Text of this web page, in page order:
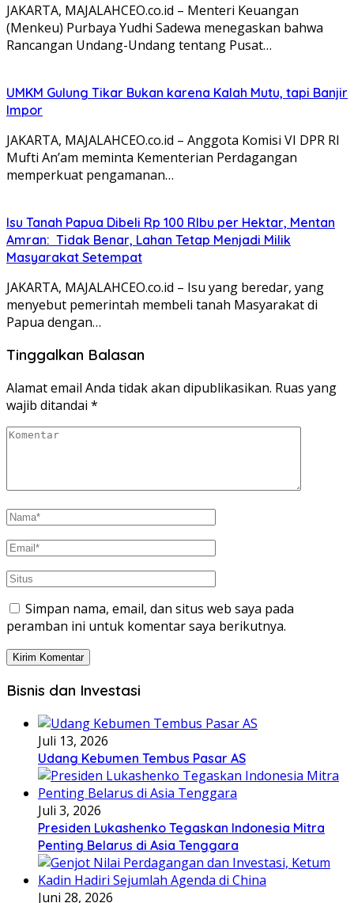
JAKARTA, MAJALAHCEO.co.id – Menteri Keuangan
(Menkeu) Purbaya Yudhi Sadewa menegaskan bahwa
Rancangan Undang-Undang tentang Pusat…
UMKM Gulung Tikar Bukan karena Kalah Mutu, tapi Banjir
Impor
JAKARTA, MAJALAHCEO.co.id – Anggota Komisi VI DPR RI
Mufti An’am meminta Kementerian Perdagangan
memperkuat pengamanan…
Isu Tanah Papua Dibeli Rp 100 RIbu per Hektar, Mentan
Amran: Tidak Benar, Lahan Tetap Menjadi Milik
Masyarakat Setempat
JAKARTA, MAJALAHCEO.co.id – Isu yang beredar, yang
menyebut pemerintah membeli tanah Masyarakat di
Papua dengan…
Tinggalkan Balasan
Alamat email Anda tidak akan dipublikasikan. Ruas yang
wajib ditandai *
Simpan nama, email, dan situs web saya pada
peramban ini untuk komentar saya berikutnya.
Bisnis dan Investasi
Juli 13, 2026
Udang Kebumen Tembus Pasar AS
Juli 3, 2026
Presiden Lukashenko Tegaskan Indonesia Mitra
Penting Belarus di Asia Tenggara
Juni 28, 2026